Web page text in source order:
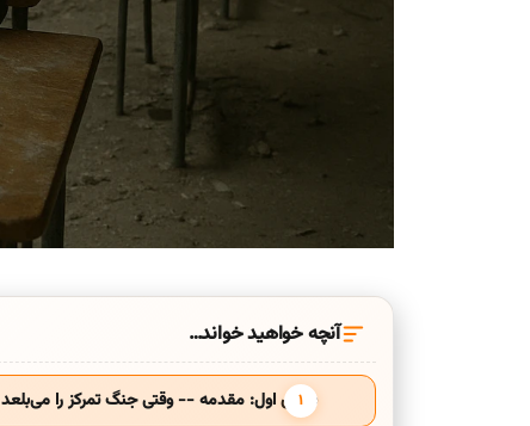
آنچه خواهید خواند…
بخش اول: مقدمه -- وقتی جنگ تمرکز را می‌بلعد